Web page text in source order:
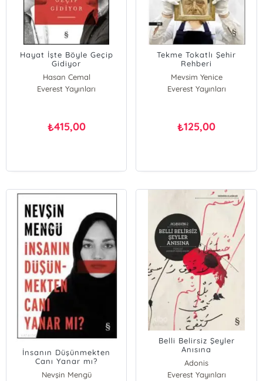
Hayat İşte Böyle Geçip
Gidiyor
Hasan Cemal
Everest Yayınları
₺415,00
Tekme Tokatlı Şehir
Rehberi
Mevsim Yenice
Everest Yayınları
₺125,00
İnsanın Düşünmekten
Canı Yanar mı?
Nevşin Mengü
Belli Belirsiz Şeyler
Anısına
Adonis
Everest Yayınları